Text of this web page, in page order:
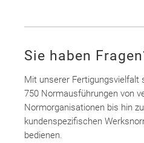
Sie haben
Mit unserer Fertigungsvielfalt
750 Normausführungen von
Normorganisationen bis hin
kundenspezifischen
bedienen.